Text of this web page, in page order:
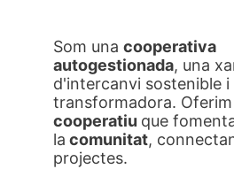
Som una cooperativa
autogestionada, una
d'intercanvi sostenible i
transformadora. Oferim
cooperatiu que
la comunitat,
projectes.